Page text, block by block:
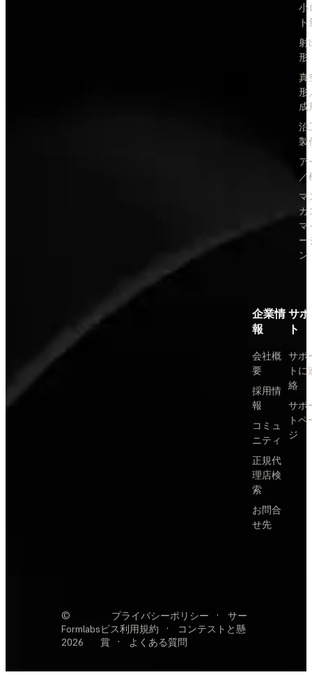
小
射
形
真
形
成
治
製
ア
／
マ
カ
マ
ー
ン
企業情
報
会社概
要
採用情
報
コミュ
ニティ
正規代
理店検
索
お問合
せ先
サ
ト
サポ
トに
絡
サポ
トペ
ジ
©
Formlabs
2026
プライバシーポリシー ·
サー
ビス利用規約
·
コンテストと懸
賞
· よくある質問